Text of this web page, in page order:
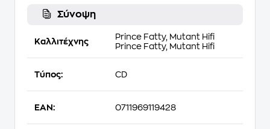
Σύνοψη
Καλλιτέχνης
Prince Fatty, Mutant Hifi
Prince Fatty, Mutant Hifi
Τύπος: CD
EAN: 0711969119428